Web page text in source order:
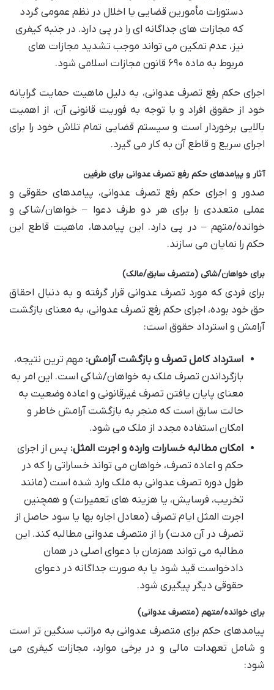
دستورات مأمورین قضایی یا اخلال در نظم عمومی گردد
که مجازات های جداگانه ای را در پی دارد. در جنبه کیفری
نیز، عدم تمکین می تواند موجب تشدید مجازات های
مربوط به ماده ۶۹۰ قانون مجازات اسلامی شود.
اجرای حکم رفع تصرف عدوانی، به دلیل ماهیت حمایت گرایانه
خود از حقوق افراد و با توجه به فوریت قانونی آن، از اهمیت
بالایی برخوردار است و سیستم قضایی تمام تلاش خود را برای
اجرای سریع و قاطع آن به کار می گیرد.
آثار و پیامدهای حکم رفع تصرف عدوانی برای طرفین
صدور و اجرای حکم رفع تصرف عدوانی، پیامدهای حقوقی و
عملی متعددی را برای هر دو طرف دعوا – خواهان/شاکی و
خوانده/متهم – در پی دارد. این پیامدها، ماهیت قاطع این
حکم را نمایان می سازند.
برای خواهان/شاکی (متصرف سابق/مالک)
برای فردی که مورد تصرف عدوانی قرار گرفته و به دنبال احقاق
حق خود بوده، اجرای حکم رفع تصرف عدوانی، به معنای بازگشت
آرامش و استرداد حقوق است:
استرداد کامل تصرف و بازگشت آرامش: مهم ترین نتیجه،
بازگرداندن تصرف ملک به خواهان/شاکی است. این امر به
معنای پایان یافتن تصرف غیرقانونی و اعاده وضعیت به
حالت سابق است که منجر به بازگشت آرامش خاطر و
امکان استفاده مجدد از ملک می شود.
امکان مطالبه خسارات وارده و اجرت المثل: پس از اجرای
حکم و اعاده تصرف، خواهان می تواند خساراتی را که در
طول دوره تصرف عدوانی به ملک وارد شده است (مانند
تخریب، فرسایش، یا هزینه های تعمیرات) و همچنین
اجرت المثل ایام تصرف (معادل اجاره بها یا سود حاصل از
تصرف در آن مدت) را از متصرف عدوانی مطالبه کند. این
مطالبه می تواند همزمان با دعوای اصلی در همان
دادخواست قید شود یا به صورت جداگانه در دعوای
حقوقی دیگر پیگیری شود.
برای خوانده/متهم (متصرف عدوانی)
پیامدهای حکم برای متصرف عدوانی به مراتب سنگین تر است
و شامل تعهدات مالی و در برخی موارد، مجازات کیفری می
شود: